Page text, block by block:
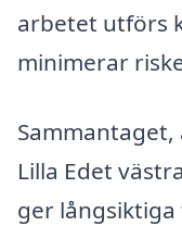
arbetet utförs
minimerar
Lilla Edet
ger